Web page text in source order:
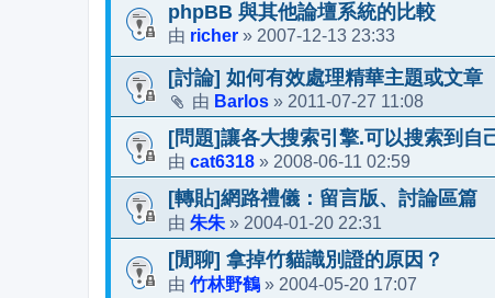
phpBB 與其他論壇系統的比較
由 richer » 2007-12-13 23:33
[討論] 如何有效處理精華主題或文章
由 Barlos » 2011-07-27 11:08
[問題]讓各大搜索引擎.可以搜索到自
由 cat6318 » 2008-06-11 02:59
[轉貼]網路禮儀：留言版、討論區篇
由 朱朱» 2004-01-20 22:31
[閒聊] 拿掉竹貓識別證的原因？
由 竹林野鶴 » 2004-05-20 17:07